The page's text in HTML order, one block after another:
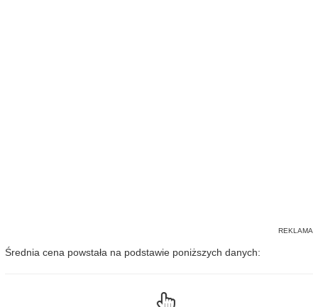
Średnia cena powstała na podstawie poniższych danych: